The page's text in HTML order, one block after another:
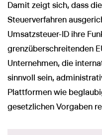
Damit zeigt sich, dass
Steuerverfahren
Umsatzsteuer-ID ihre
grenzüberschreitenden
Unternehmen, die
sinnvoll sein,
Plattformen wie
gesetzlichen Vorgaben